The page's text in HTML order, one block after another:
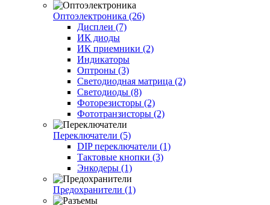
Оптоэлектроника (26)
Дисплеи (7)
ИК диоды
ИК приемники (2)
Индикаторы
Оптроны (3)
Светодиодная матрица (2)
Светодиоды (8)
Фоторезисторы (2)
Фототранзисторы (2)
Переключатели (5)
DIP переключатели (1)
Тактовые кнопки (3)
Энкодеры (1)
Предохранители (1)